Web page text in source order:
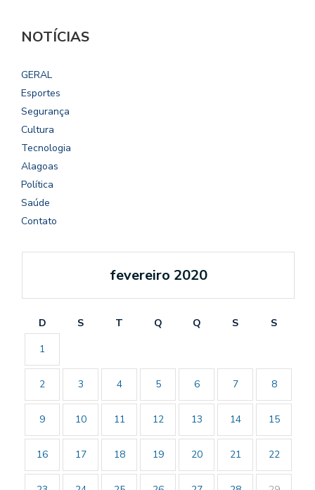
NOTÍCIAS
GERAL
Esportes
Segurança
Cultura
Tecnologia
Alagoas
Política
Saúde
Contato
fevereiro 2020
D S T Q Q S
S
1
2 3 4 5 6 7 8
9 10 11 12 13 14 15
16 17 18 19 20 21 22